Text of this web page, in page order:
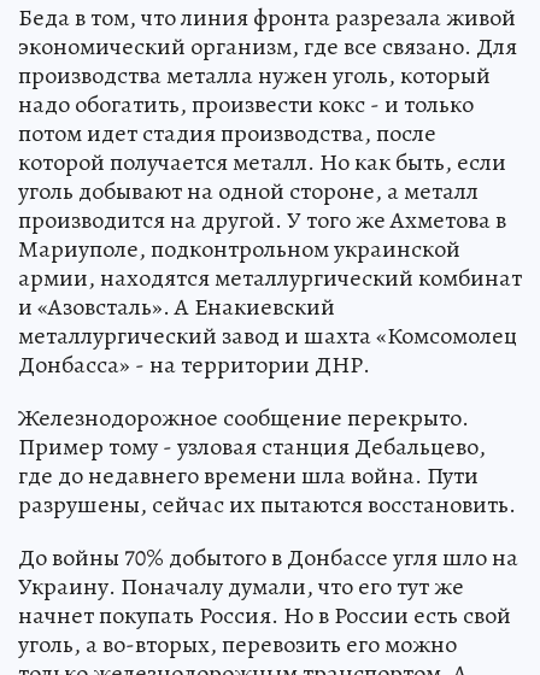
Беда в том, что линия фронта разрезала живой
экономический организм, где все связано. Для
производства металла нужен уголь, который
надо обогатить, произвести кокс - и только
потом идет стадия производства, после
которой получается металл. Но как быть, если
уголь добывают на одной стороне, а металл
производится на другой. У того же Ахметова в
Мариуполе, подконтрольном украинской
армии, находятся металлургический комбинат
и «Азовсталь». А Енакиевский
металлургический завод и шахта «Комсомолец
Донбасса» - на территории ДНР.
Железнодорожное сообщение перекрыто.
Пример тому - узловая станция Дебальцево,
где до недавнего времени шла война. Пути
разрушены, сейчас их пытаются восстановить.
До войны 70% добытого в Донбассе угля шло на
Украину. Поначалу думали, что его тут же
начнет покупать Россия. Но в России есть свой
уголь, а во-вторых, перевозить его можно